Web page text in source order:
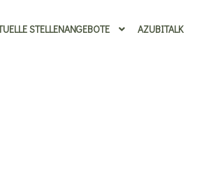
STELLENANGEBOTE AZUBITALK